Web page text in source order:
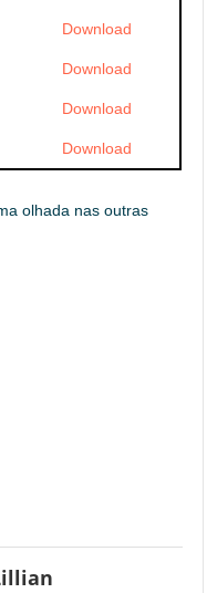
Download
Download
Download
Download
olhada nas outras